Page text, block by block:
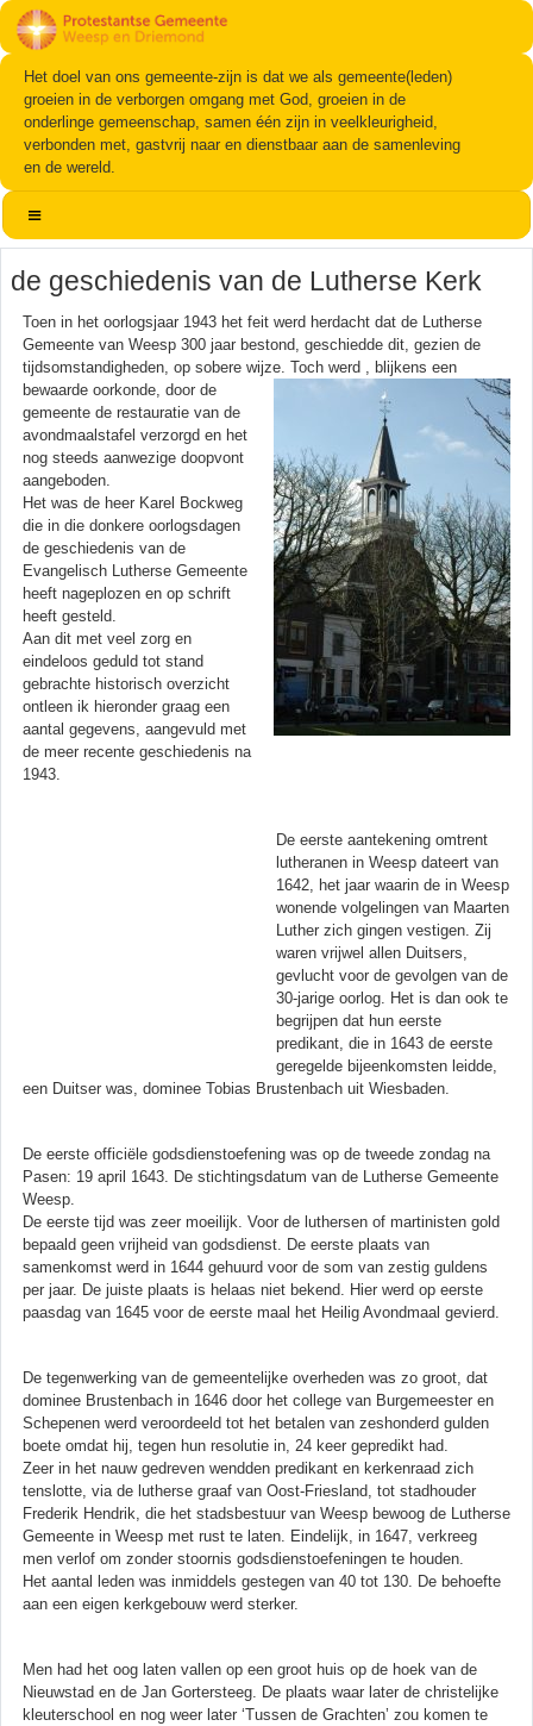
Het doel van ons gemeente-zijn is dat we als gemeente(leden)
groeien in de verborgen omgang met God, groeien in de
onderlinge gemeenschap, samen één zijn in veelkleurigheid,
verbonden met, gastvrij naar en dienstbaar aan de samenleving
en de wereld.
de geschiedenis van de Lutherse Kerk
Toen in het oorlogsjaar 1943 het feit werd herdacht dat de Lutherse
Gemeente van Weesp 300 jaar bestond, geschiedde dit, gezien de
tijdsomstandigheden, op sobere wijze. Toch werd , blijkens een
bewaarde oorkonde, door de
gemeente de restauratie van de
avondmaalstafel verzorgd en het
nog steeds aanwezige doopvont
aangeboden.
Het was de heer Karel Bockweg
die in die donkere oorlogsdagen
de geschiedenis van de
Evangelisch Lutherse Gemeente
heeft nageplozen en op schrift
heeft gesteld.
Aan dit met veel zorg en
eindeloos geduld tot stand
gebrachte historisch overzicht
ontleen ik hieronder graag een
aantal gegevens, aangevuld met
de meer recente geschiedenis na
1943.
De eerste aantekening omtrent
lutheranen in Weesp dateert van
1642, het jaar waarin de in Weesp
wonende volgelingen van Maarten
Luther zich gingen vestigen. Zij
waren vrijwel allen Duitsers,
gevlucht voor de gevolgen van de
30-jarige oorlog. Het is dan ook te
begrijpen dat hun eerste
predikant, die in 1643 de eerste
geregelde bijeenkomsten leidde,
een Duitser was, dominee Tobias Brustenbach uit Wiesbaden.
De eerste officiële godsdienstoefening was op de tweede zondag na
Pasen: 19 april 1643. De stichtingsdatum van de Lutherse Gemeente
Weesp.
De eerste tijd was zeer moeilijk. Voor de luthersen of martinisten gold
bepaald geen vrijheid van godsdienst. De eerste plaats van
samenkomst werd in 1644 gehuurd voor de som van zestig guldens
per jaar. De juiste plaats is helaas niet bekend. Hier werd op eerste
paasdag van 1645 voor de eerste maal het Heilig Avondmaal gevierd.
De tegenwerking van de gemeentelijke overheden was zo groot, dat
dominee Brustenbach in 1646 door het college van Burgemeester en
Schepenen werd veroordeeld tot het betalen van zeshonderd gulden
boete omdat hij, tegen hun resolutie in, 24 keer gepredikt had.
Zeer in het nauw gedreven wendden predikant en kerkenraad zich
tenslotte, via de lutherse graaf van Oost-Friesland, tot stadhouder
Frederik Hendrik, die het stadsbestuur van Weesp bewoog de Lutherse
Gemeente in Weesp met rust te laten. Eindelijk, in 1647, verkreeg
men verlof om zonder stoornis godsdienstoefeningen te houden.
Het aantal leden was inmiddels gestegen van 40 tot 130. De behoefte
aan een eigen kerkgebouw werd sterker.
Men had het oog laten vallen op een groot huis op de hoek van de
Nieuwstad en de Jan Gortersteeg. De plaats waar later de christelijke
kleuterschool en nog weer later ‘Tussen de Grachten’ zou komen te